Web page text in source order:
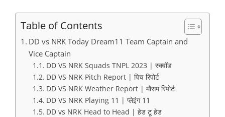
Table of Contents
DD vs NRK Today Dream11 Team Captain and
Vice Captain
DD VS NRK Squads TNPL 2023 | स्क्वॉड
DD VS NRK Pitch Report | पिच रिपोर्ट
DD VS NRK Weather Report | मौसम रिपोर्ट
DD VS NRK Playing 11 | प्लेइंग 11
DD vs NRK Head to Head | हेड टू हेड